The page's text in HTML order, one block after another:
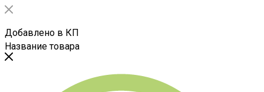
Добавлено в КП
Название товара